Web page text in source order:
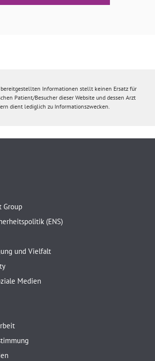
Informationen stellt keinen Ersatz für
Patient/Besucher dieser Website und dessen Arzt
dient lediglich zu Informationszwecken.
Group
(ENS)
und Vielfalt
Medien